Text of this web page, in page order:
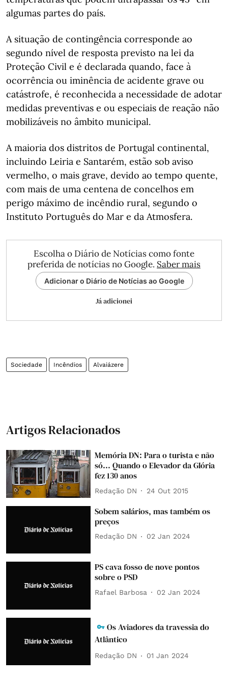
algumas partes do país.
A situação de contingência corresponde ao
segundo nível de resposta previsto na lei da
Proteção Civil e é declarada quando, face à
ocorrência ou iminência de acidente grave ou
catástrofe, é reconhecida a necessidade de adotar
medidas preventivas e ou especiais de reação não
mobilizáveis no âmbito municipal.
A maioria dos distritos de Portugal continental,
incluindo Leiria e Santarém, estão sob aviso
vermelho, o mais grave, devido ao tempo quente,
com mais de uma centena de concelhos em
perigo máximo de incêndio rural, segundo o
Instituto Português do Mar e da Atmosfera.
Escolha o Diário de Notícias como fonte
preferida de notícias no Google. Saber mais
Adicionar o Diário de Notícias ao Google
Já adicionei
Sociedade Incêndios Alvaiázere
Artigos Relacionados
Memória DN: Para o turista e não
só... Quando o Elevador da Glória
fez 130 anos
Redação DN 24 Out 2015
Sobem salários, mas também os
preços
Redação DN 02 Jan 2024
PS cava fosso de nove pontos
sobre o PSD
Rafael Barbosa 02 Jan 2024
Os Aviadores da travessia do
Atlântico
Redação DN 01 Jan 2024